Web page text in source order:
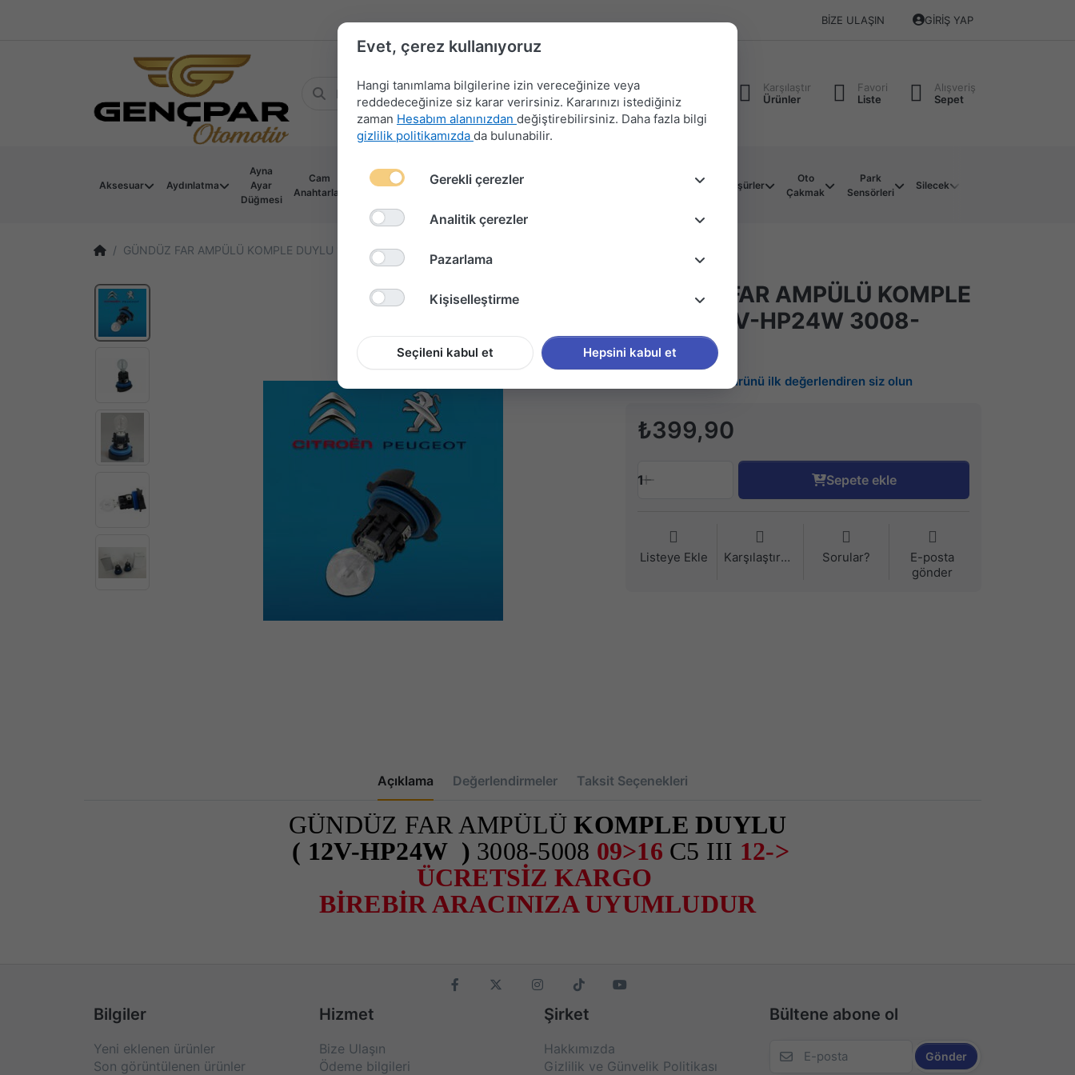
BIZE ULAŞIN GIRIŞ YAP
Karşılaştır
Ürünler
Favori
Liste
Alışveriş
Sepet
Aksesuar Aydınlatma
Ayna
Ayar
Düğmesi
Cam
Anahtarları
Devre
Far
Sinyal-
Merkezi
Müşürler
Oto
Çakmak
Park
Sensörleri
Silecek
GÜNDÜZ FAR AMPÜLÜ KOMPLE DUYLU 12V-HP24W 3008-5008-C5
GÜNDÜZ FAR AMPÜLÜ KOMPLE
DUYLU 12V-HP24W 3008-
5008-C5
Bu ürünü ilk değerlendiren siz olun
₺399,90
1 Sepete ekle
Listeye Ekle Karşılaştırma Sorular?
E-posta
gönder
Açıklama Değerlendirmeler Taksit Seçenekleri
GÜNDÜZ FAR AMPÜLÜKOMPLE DUYLU
( 12V-HP24W ) 3008-5008 09>16 C5 III 12->
ÜCRETSİZ KARGO
BİREBİR ARACINIZA UYUMLUDUR
Bilgiler
Yeni eklenen ürünler
Son görüntülenen ürünler
Hizmet
Bize Ulaşın
Ödeme bilgileri
Şirket
Hakkımızda
Gizlilik ve Günvelik Politikası
Bültene abone ol
Gönder
Evet, çerez kullanıyoruz
Hangi tanımlama bilgilerine izin vereceğinize veya
reddedeceğinize siz karar verirsiniz. Kararınızı istediğiniz
zaman Hesabım alanınızdan değiştirebilirsiniz. Daha fazla bilgi
gizlilik politikamızda da bulunabilir.
Gerekli çerezler
Analitik çerezler
Pazarlama
Kişiselleştirme
Seçileni kabul et Hepsini kabul et